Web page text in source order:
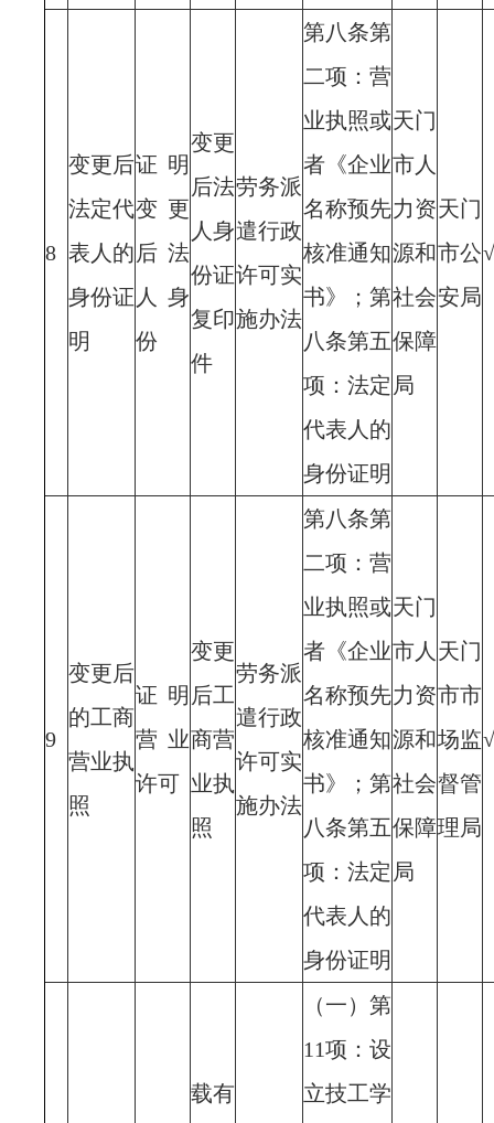
8
变更后
法定代
表人的
身份证
明
证明
变更
后法
人身
份
变更
后法
人身
份证
复印
件
劳务派
遣行政
许可实
施办法
第八条第
二项：营
业执照或
者《企业
名称预先
核准通知
书》；第
八条第五
项：法定
代表人的
身份证明
天门
市人
力资
源和
社会
保障
局
天门
市公
安局
√
9
变更后
的工商
营业执
照
证明
营业
许可
变更
后工
商营
业执
照
劳务派
遣行政
许可实
施办法
第八条第
二项：营
业执照或
者《企业
名称预先
核准通知
书》；第
八条第五
项：法定
代表人的
身份证明
天门
市人
力资
源和
社会
保障
局
天门
市市
场监
督管
理局
√
载有
（一）第
11项：设
立技工学